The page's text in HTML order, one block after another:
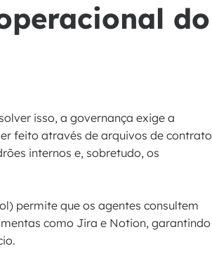
do
isso, a governança exige a
feito através de arquivos de contrato
internos e, sobretudo, os
permite que os agentes consultem
como Jira e Notion, garantindo